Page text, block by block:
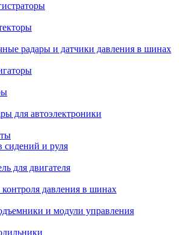
радары и датчики давления в шинах
для автоэлектроники
сидений и руля
для двигателя
давления в шинах
и модули управления